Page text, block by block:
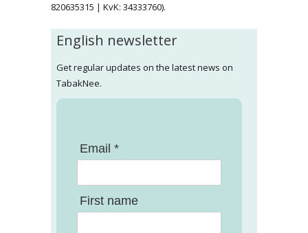
820635315 | KvK: 34333760).
English newsletter
Get regular updates on the latest news on
TabakNee.
Email *
First name